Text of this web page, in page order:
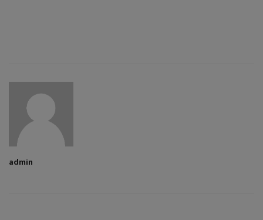
admin